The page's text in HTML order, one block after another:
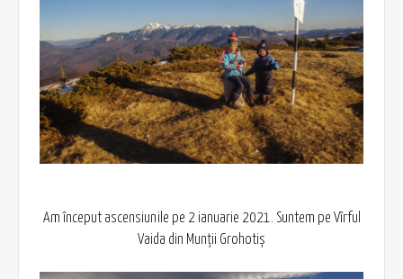
Am început ascensiunile pe 2 ianuarie 2021. Suntem pe Vîrful
Vaida din Munții Grohotiș